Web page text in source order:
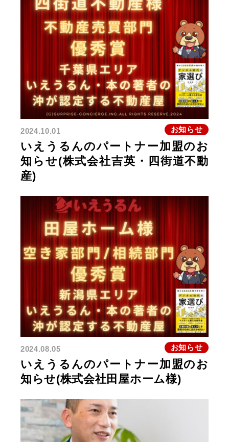
いえうるんのパートナー加盟のお
知らせ(株式会社吉英・四街道不動
産)
2024.10.01 お知らせ
いえうるんのパートナー加盟のお
知らせ(株式会社田屋ホーム様)
2024.08.05 お知らせ